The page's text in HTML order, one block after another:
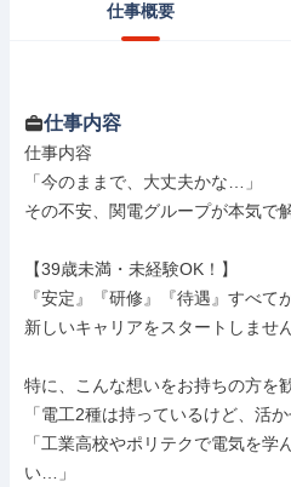
仕事概要
仕事内容
仕事内容
「今のままで、大丈夫かな…」
その不安、関電グループが本気で
【39歳未満・未経験OK！】
『安定』『研修』『待遇』すべて
新しいキャリアをスタートしませ
特に、こんな想いをお持ちの方を
「電工2種は持っているけど、活
「工業高校やポリテクで電気を学
い…」